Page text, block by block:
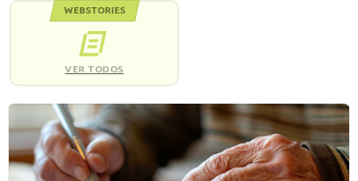
WEBSTORIES
VER TODOS